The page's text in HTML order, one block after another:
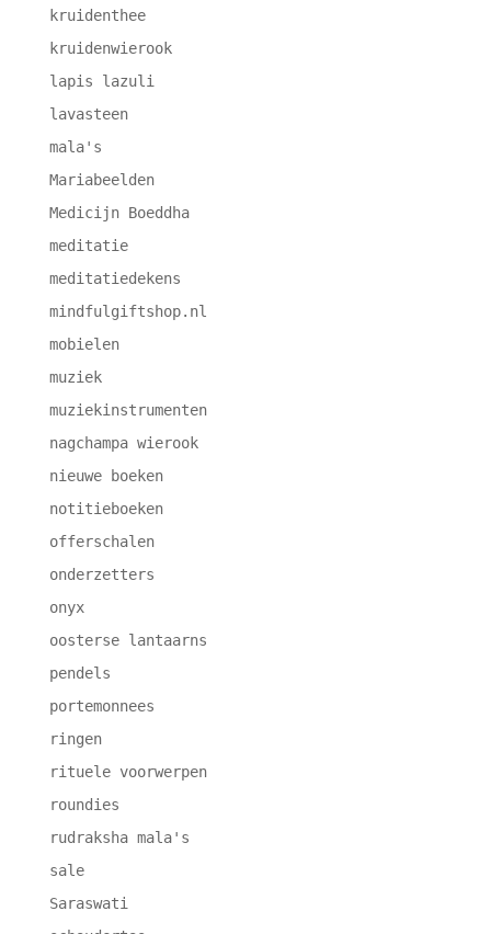
kruidenthee
kruidenwierook
lapis lazuli
lavasteen
mala's
Mariabeelden
Medicijn Boeddha
meditatie
meditatiedekens
mindfulgiftshop.nl
mobielen
muziek
muziekinstrumenten
nagchampa wierook
nieuwe boeken
notitieboeken
offerschalen
onderzetters
onyx
oosterse lantaarns
pendels
portemonnees
ringen
rituele voorwerpen
roundies
rudraksha mala's
sale
Saraswati